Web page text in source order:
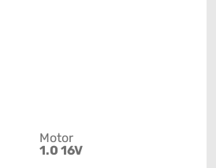
Motor
1.0 16V